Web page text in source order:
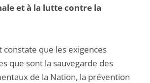
et à la lutte contre la
constate que les exigences
que sont la sauvegarde des
de la Nation, la prévention